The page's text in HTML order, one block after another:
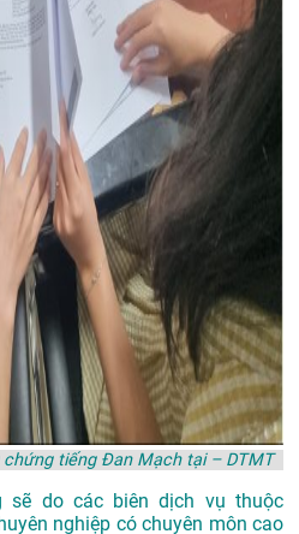
tiếng Đan Mạch tại – DTMT
sẽ do các biên dịch vụ thuộc
nghiệp có chuyên môn cao